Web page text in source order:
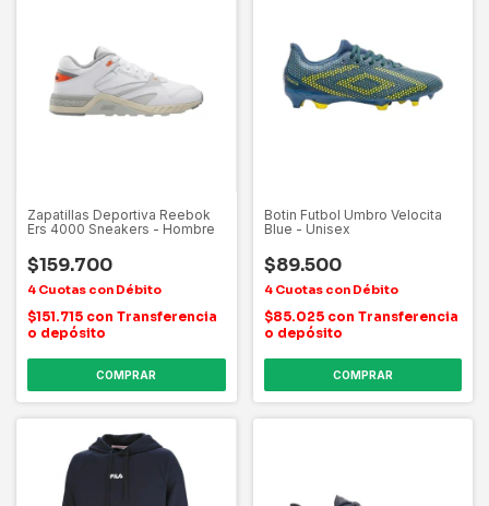
Zapatillas Deportiva Reebok
Ers 4000 Sneakers - Hombre
$159.700
$151.715 con Transferencia
o depósito
COMPRAR
Botin Futbol Umbro Velocita
Blue - Unisex
$89.500
$85.025 con Transferencia
o depósito
COMPRAR